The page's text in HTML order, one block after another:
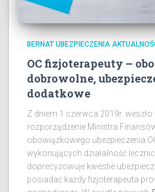
BERNAT UBEZPIECZENIA
OC fizjoterapeuty –
dobrowolne,
dodatkowe
Z dniem 1 czerwca 2019r. weszło
rozporządzenie Ministra
obowiązkowego ubezpieczenia
wykonujących działalność
doprecyzowuje kwestie
posiadać każdy fizjoterapeuta